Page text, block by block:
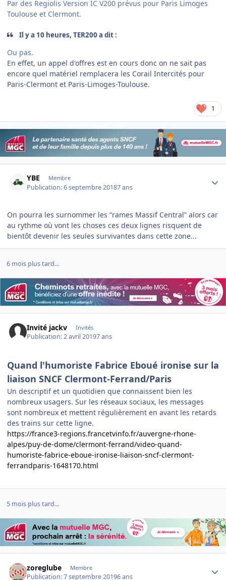
Par des Regiolis Version IC V200 prévus pour Paris Limoges
Toulouse et Clermont.
Il y a 10 heures, TER200 a dit :
Ou pas.
En effet, un appel d'offres est en cours donc on ne sait pas
encore quel matériel remplacera les Corail Intercités pour
Paris-Clermont et Paris-Limoges-Toulouse.
1
YBE Membre
Publication:6 septembre 20187 ans
On pourra les surnommer les “rames Massif Central” alors car
au rythme où vont les choses ces deux lignes risquent de
bientôt devenir les seules survivantes dans cette zone...
6 mois plus tard...
Invité jackv Invités
Publication:2 avril 20197 ans
Quand l'humoriste Fabrice Eboué ironise sur la
liaison SNCF Clermont-Ferrand/Paris
Un descriptif et un quotidien que connaissent bien les
nombreux usagers. Sur les réseaux sociaux, les messages
sont nombreux et mettent régulièrement en avant les retards
des trains sur cette ligne.
https://france3-regions.francetvinfo.fr/auvergne-rhone-
alpes/puy-de-dome/clermont-ferrand/video-quand-
humoriste-fabrice-eboue-ironise-liaison-sncf-clermont-
ferrandparis-1648170.html
5 mois plus tard...
zoreglube Membre
Publication:7 septembre 20196 ans